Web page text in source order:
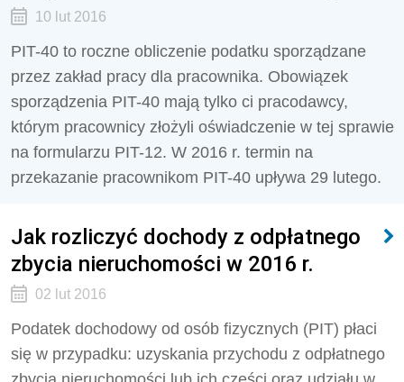
10 lut 2016
PIT-40 to roczne obliczenie podatku sporządzane
przez zakład pracy dla pracownika. Obowiązek
sporządzenia PIT-40 mają tylko ci pracodawcy,
którym pracownicy złożyli oświadczenie w tej sprawie
na formularzu PIT-12. W 2016 r. termin na
przekazanie pracownikom PIT-40 upływa 29 lutego.
Jak rozliczyć dochody z odpłatnego
zbycia nieruchomości w 2016 r.
02 lut 2016
Podatek dochodowy od osób fizycznych (PIT) płaci
się w przypadku: uzyskania przychodu z odpłatnego